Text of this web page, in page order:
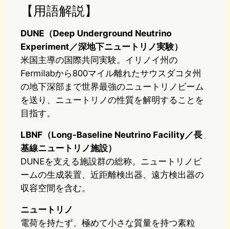
【用語解説】
DUNE（Deep Underground Neutrino
Experiment／深地下ニュートリノ実験）
米国主導の国際共同実験。イリノイ州の
Fermilabから800マイル離れたサウスダコタ州
の地下深部まで世界最強のニュートリノビーム
を送り、ニュートリノの性質を解明することを
目指す。
LBNF（Long-Baseline Neutrino Facility／長
基線ニュートリノ施設）
DUNEを支える施設群の総称。ニュートリノビ
ームの生成装置、近距離検出器、遠方検出器の
収容空間を含む。
ニュートリノ
電荷を持たず、極めて小さな質量を持つ素粒